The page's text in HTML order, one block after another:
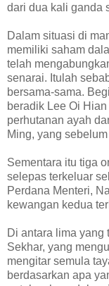
dari dua kali ganda
Dalam situasi di
memiliki saham
telah
senarai. Itulah
bersama-sama.
beradik Lee Oi
perhutanan ayah
Ming, yang
Sementara itu tiga
selepas terkeluar
Perdana Menteri,
kewangan kedua
Di antara lima yang
Sekhar, yang
mengitar semula
berdasarkan apa